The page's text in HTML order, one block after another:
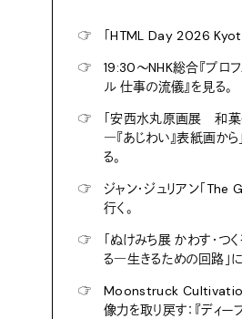
☞
「HTML Day 2026 Kyoto
☞
19:30〜NHK総合『プロフ
ル 仕事の流儀』を見る。
☞
「安西水丸原画展 和
―『あじわい』表紙画から
る。
☞
ジャン・ジュリアン「The
行く。
☞
「ぬけみち展 かわす・つく
る―生きるための回路」に
☞
Moonstruck
像力を取り戻す：『ディー